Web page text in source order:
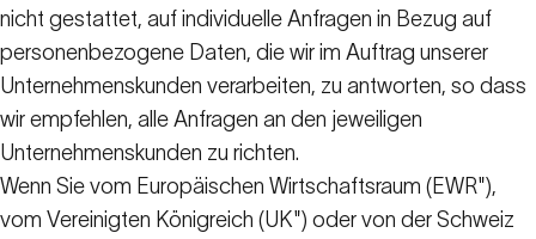
nicht gestattet, auf individuelle Anfragen in Bezug auf
personenbezogene Daten, die wir im Auftrag unserer
Unternehmenskunden verarbeiten, zu antworten, so dass
wir empfehlen, alle Anfragen an den jeweiligen
Unternehmenskunden zu richten.
Wenn Sie vom Europäischen Wirtschaftsraum (EWR"),
vom Vereinigten Königreich (UK") oder von der Schweiz